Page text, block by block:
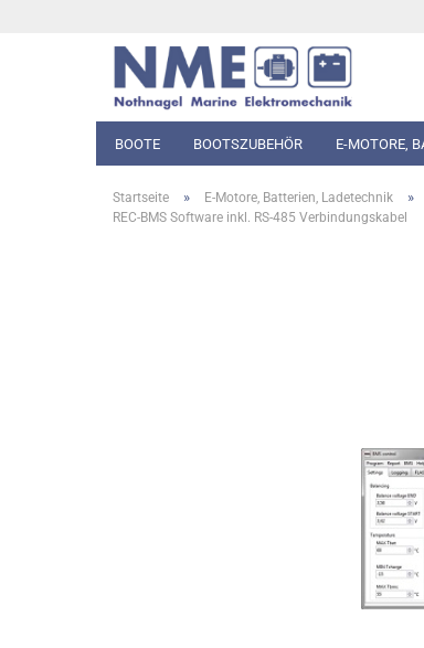
BOOTE BOOTSZUBEHÖR E-MOTORE,
Startseite » E-Motore, Batterien, Ladetechnik »
REC-BMS Software inkl. RS-485 Verbindungskabel